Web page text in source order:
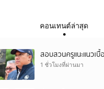
คอนเทนต์ล่าสุด
สอบสวนครูแนะแนวเบื้
1 ชั่วโมงที่ผ่านมา